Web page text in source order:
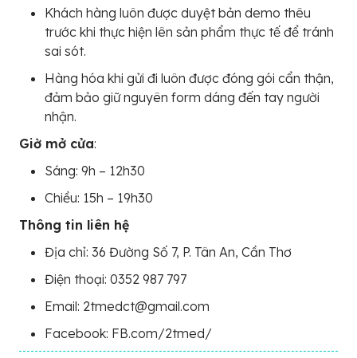
Khách hàng luôn được duyệt bản demo thêu
trước khi thực hiện lên sản phẩm thực tế để tránh
sai sót.
Hàng hóa khi gửi đi luôn được đóng gói cẩn thận,
đảm bảo giữ nguyên form dáng đến tay người
nhận.
Giờ mở cửa:
Sáng: 9h – 12h30
Chiều: 15h – 19h30
Thông tin liên hệ
Địa chỉ: 36 Đường Số 7, P. Tân An, Cần Thơ
Điện thoại: 0352 987 797
Email: 2tmedct@gmail.com
Facebook: FB.com/2tmed/